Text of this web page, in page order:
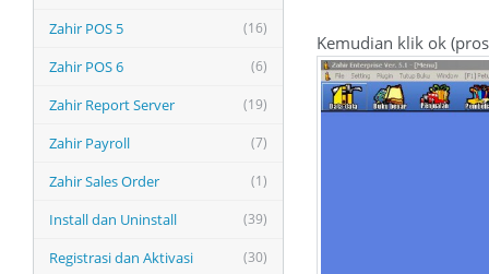
(16)
Zahir POS 5
(6)
Zahir POS 6
(19)
Zahir Report Server
(7)
Zahir Payroll
(1)
Zahir Sales Order
(39)
Install dan Uninstall
(30)
Registrasi dan Aktivasi
Kemudian klik ok